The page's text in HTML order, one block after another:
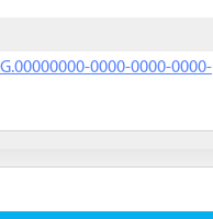
0000-0000-0000-